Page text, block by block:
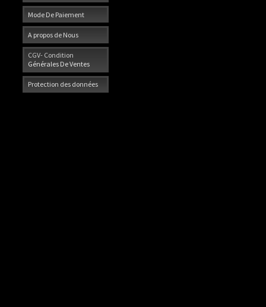
Mode De Paiement
A propos de Nous
CGV- Condition
Générales De Ventes
Protection des données